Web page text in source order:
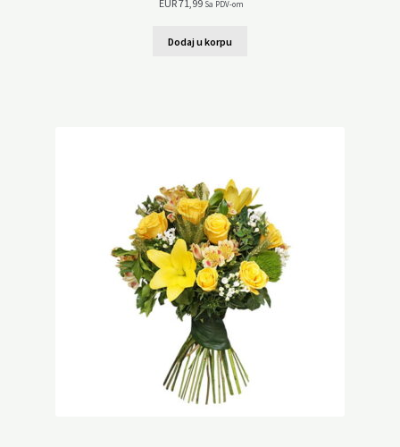
EUR71,99 Sa PDV-om
Dodaj u korpu